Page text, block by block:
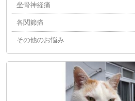
坐骨神経痛
各関節痛
その他のお悩み